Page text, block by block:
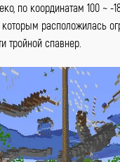
по координатам 100 ~
расположилась
тройной спавнер.